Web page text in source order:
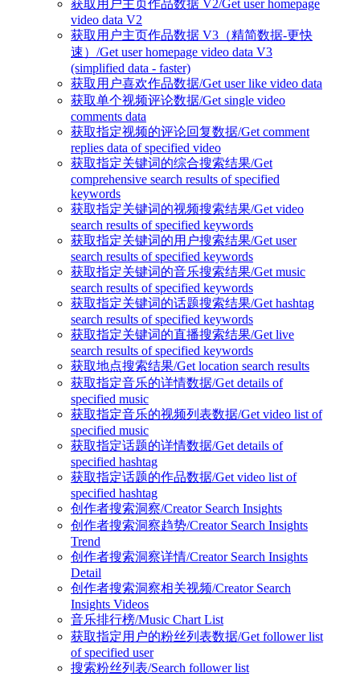
获取用户主页作品数据 V2/Get user homepage
video data V2
获取用户主页作品数据 V3（精简数据-更快
速）/Get user homepage video data V3
(simplified data - faster)
获取用户喜欢作品数据/Get user like video data
获取单个视频评论数据/Get single video
comments data
获取指定视频的评论回复数据/Get comment
replies data of specified video
获取指定关键词的综合搜索结果/Get
comprehensive search results of specified
keywords
获取指定关键词的视频搜索结果/Get video
search results of specified keywords
获取指定关键词的用户搜索结果/Get user
search results of specified keywords
获取指定关键词的音乐搜索结果/Get music
search results of specified keywords
获取指定关键词的话题搜索结果/Get hashtag
search results of specified keywords
获取指定关键词的直播搜索结果/Get live
search results of specified keywords
获取地点搜索结果/Get location search results
获取指定音乐的详情数据/Get details of
specified music
获取指定音乐的视频列表数据/Get video list of
specified music
获取指定话题的详情数据/Get details of
specified hashtag
获取指定话题的作品数据/Get video list of
specified hashtag
创作者搜索洞察/Creator Search Insights
创作者搜索洞察趋势/Creator Search Insights
Trend
创作者搜索洞察详情/Creator Search Insights
Detail
创作者搜索洞察相关视频/Creator Search
Insights Videos
音乐排行榜/Music Chart List
获取指定用户的粉丝列表数据/Get follower list
of specified user
搜索粉丝列表/Search follower list